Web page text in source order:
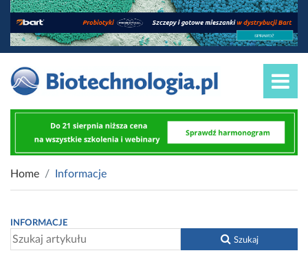
Home Informacje
INFORMACJE
Szukaj